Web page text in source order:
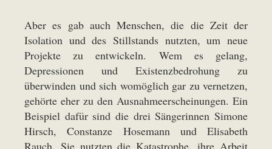
Aber es gab auch Menschen, die die Zeit der
Isolation und des Stillstands nutzten, um neue
Projekte zu entwickeln. Wem es gelang,
Depressionen und Existenzbedrohung zu
überwinden und sich womöglich gar zu vernetzen,
gehörte eher zu den Ausnahmeerscheinungen. Ein
Beispiel dafür sind die drei Sängerinnen Simone
Hirsch, Constanze Hosemann und Elisabeth